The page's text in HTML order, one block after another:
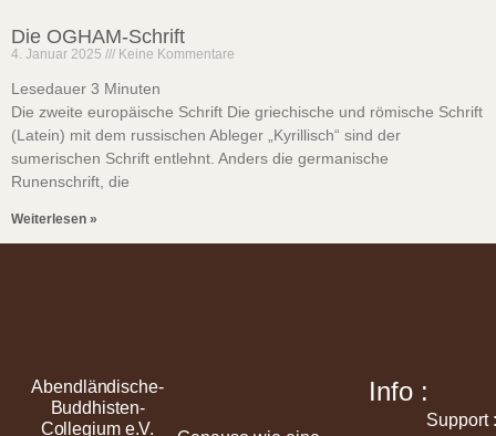
Die OGHAM-Schrift
4. Januar 2025 Keine Kommentare
Lesedauer 3 Minuten
Die zweite europäische Schrift Die griechische und römische Schrift
(Latein) mit dem russischen Ableger „Kyrillisch“ sind der
sumerischen Schrift entlehnt. Anders die germanische
Runenschrift, die
Weiterlesen »
Abendländische-
Buddhisten-
Collegium e.V.
Info :
Support :